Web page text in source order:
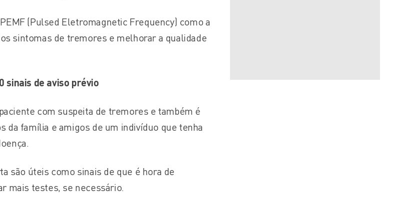
(Pulsed Eletromagnetic Frequency) como a
sintomas de tremores e melhorar a qualidade
sinais de aviso prévio
com suspeita de tremores e também é
da família e amigos de um indivíduo que tenha
são úteis como sinais de que é hora de
mais testes, se necessário.